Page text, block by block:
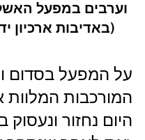
וערבים במפעל
(באדיבות ארכיון
על המפעל בסדום
המורכבות המלוות
היום נחזור